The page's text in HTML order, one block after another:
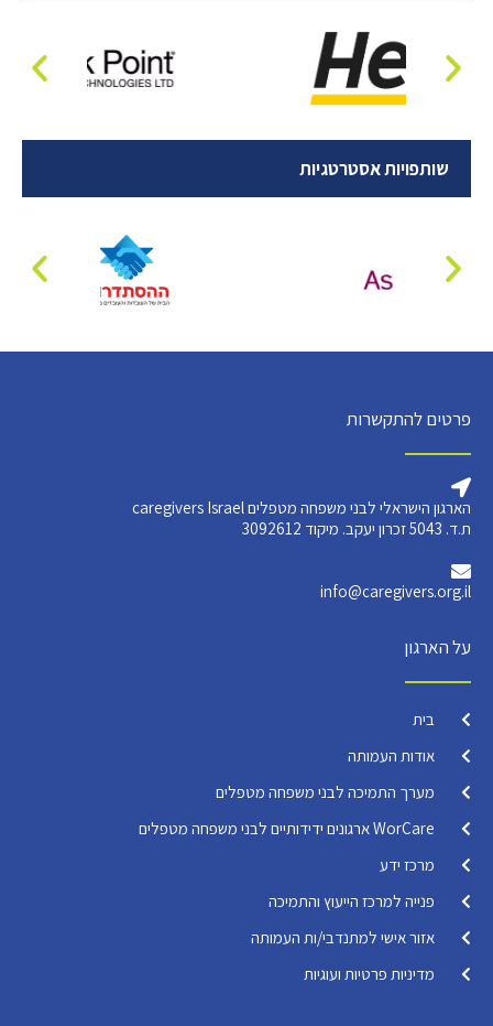
שותפויות אסטרטגיות
פרטים להתקשרות
הארגון הישראלי לבני משפחה מטפלים caregivers Israel
ת.ד. 5043 זכרון יעקב. מיקוד 3092612
info@caregivers.org.il
על הארגון
בית
אודות העמותה
מערך התמיכה לבני משפחה מטפלים
WorCare ארגונים ידידותיים לבני משפחה מטפלים
מרכז ידע
פנייה למרכז הייעוץ והתמיכה
אזור אישי למתנדבי/ות העמותה
מדיניות פרטיות ועוגיות